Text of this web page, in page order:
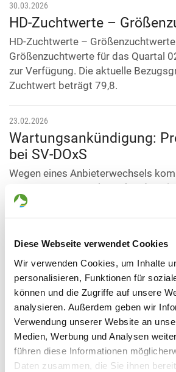
Diese Webseite verwendet Cookies
Wir verwenden Cookies, um Inhalte
personalisieren, Funktionen für
können und die Zugriffe auf unsere
analysieren. Außerdem geben wir
Verwendung unserer Website an
Medien, Werbung und Analysen
führen diese Informationen
Daten zusammen, die Sie ihnen
30.03.2026
HD-Zuchtwerte –
HD-Zuchtwerte – Größenzuchtwerte
Größenzuchtwerte für das Quartal
zur Verfügung. Die aktuelle
Zuchtwert beträgt 79,8.
23.02.2026
Wartungsankündigung:
bei SV-DOxS
Wegen eines Anbieterwechsels
26.02.2026 zu vorübergehenden
der Erreichbarkeit von SV-DOxS.
steht der Dienst wieder wie
SV-HG
28.01.2026
Decknachrichten
Die Decknachrichten für Januar
verfügbar.
Hier geht's zu den Decknachrichten ...